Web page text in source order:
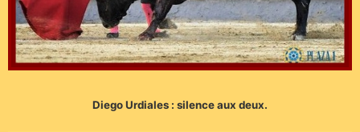
Diego Urdiales : silence aux deux.